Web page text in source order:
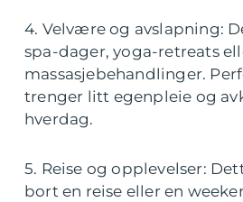
4. Velvære og avslapning:
spa-dager, yoga-retreats
massasjebehandlinger.
trenger litt egenpleie og
hverdag.
5. Reise og opplevelser:
bort en reise eller en